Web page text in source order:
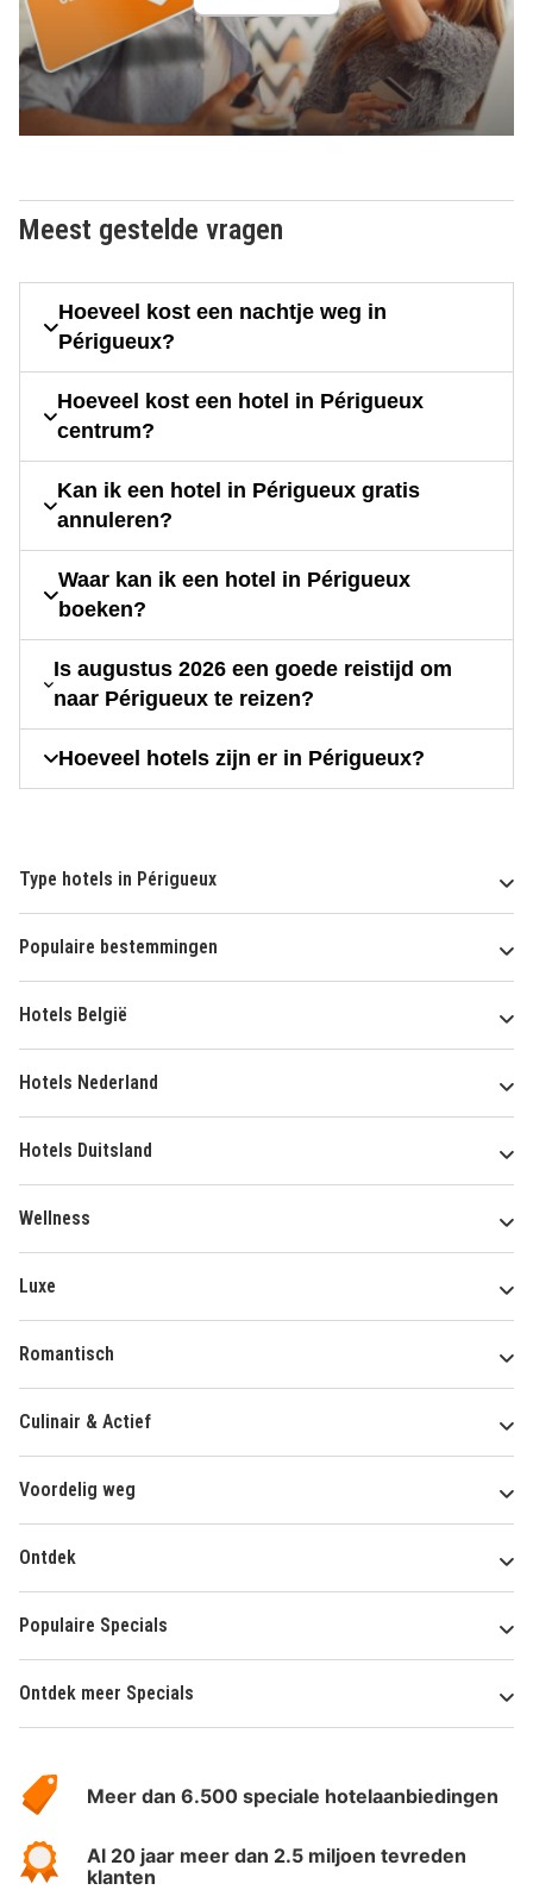
Meest gestelde vragen
Hoeveel kost een nachtje weg in
Périgueux?
Hoeveel kost een hotel in Périgueux
centrum?
Kan ik een hotel in Périgueux gratis
annuleren?
Waar kan ik een hotel in Périgueux
boeken?
Is augustus 2026 een goede reistijd om
naar Périgueux te reizen?
Hoeveel hotels zijn er in Périgueux?
Type hotels in Périgueux
Populaire bestemmingen
Hotels België
Hotels Nederland
Hotels Duitsland
Wellness
Luxe
Romantisch
Culinair & Actief
Voordelig weg
Ontdek
Populaire Specials
Ontdek meer Specials
HotelSpecials
Meer dan 6.500 speciale hotelaanbiedingen
Al 20 jaar meer dan 2.5 miljoen tevreden
klanten